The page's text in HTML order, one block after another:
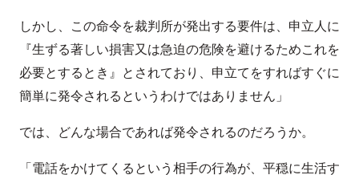
しかし、この命令を裁判所が発出する要件は、申立人に
『生ずる著しい損害又は急迫の危険を避けるためこれを
必要とするとき』とされており、申立てをすればすぐに
簡単に発令されるというわけではありません」
では、どんな場合であれば発令されるのだろうか。
「電話をかけてくるという相手の行為が、平穏に生活す